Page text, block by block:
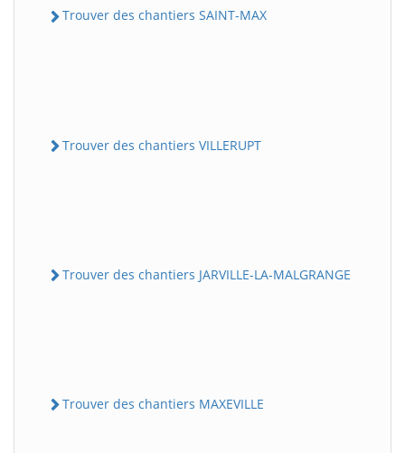
Trouver des chantiers SAINT-MAX
Trouver des chantiers VILLERUPT
Trouver des chantiers JARVILLE-LA-MALGRANGE
Trouver des chantiers MAXEVILLE